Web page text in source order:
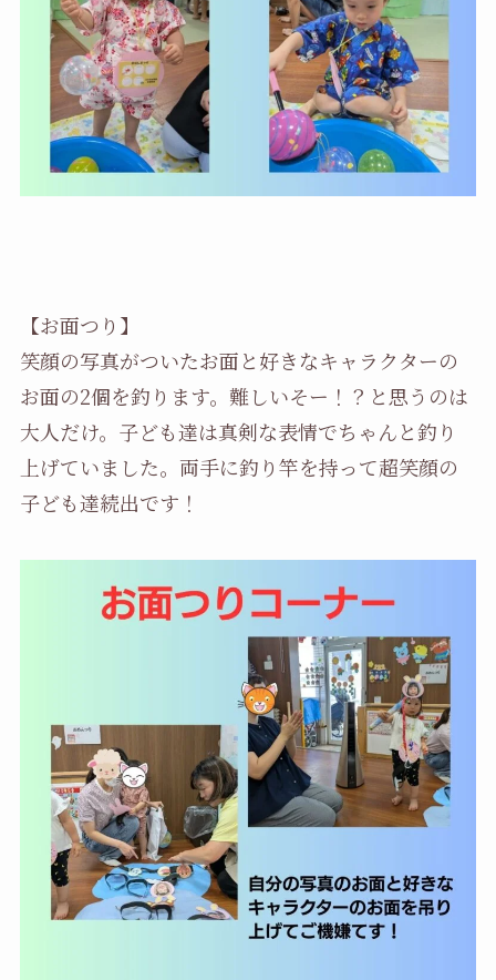
【お面つり】
笑顔の写真がついたお面と好きなキャラクターの
お面の2個を釣ります。難しいそー！？と思うのは
大人だけ。子ども達は真剣な表情でちゃんと釣り
上げていました。両手に釣り竿を持って超笑顔の
子ども達続出です！